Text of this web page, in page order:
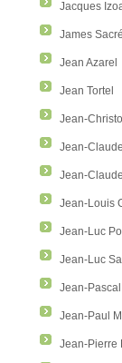
Jacques
James Sacré
Jean Azarel
Jean Tortel
Jean-
Jean-
Jean-
Jean-Louis
Jean-Luc
Jean-Luc
Jean-
Jean-Paul
Jean-Pierre